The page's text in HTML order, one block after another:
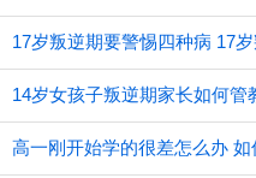
17岁叛逆期要警惕四种病 17
14岁女孩子叛逆期家长如何
高一刚开始学的很差怎么办 如